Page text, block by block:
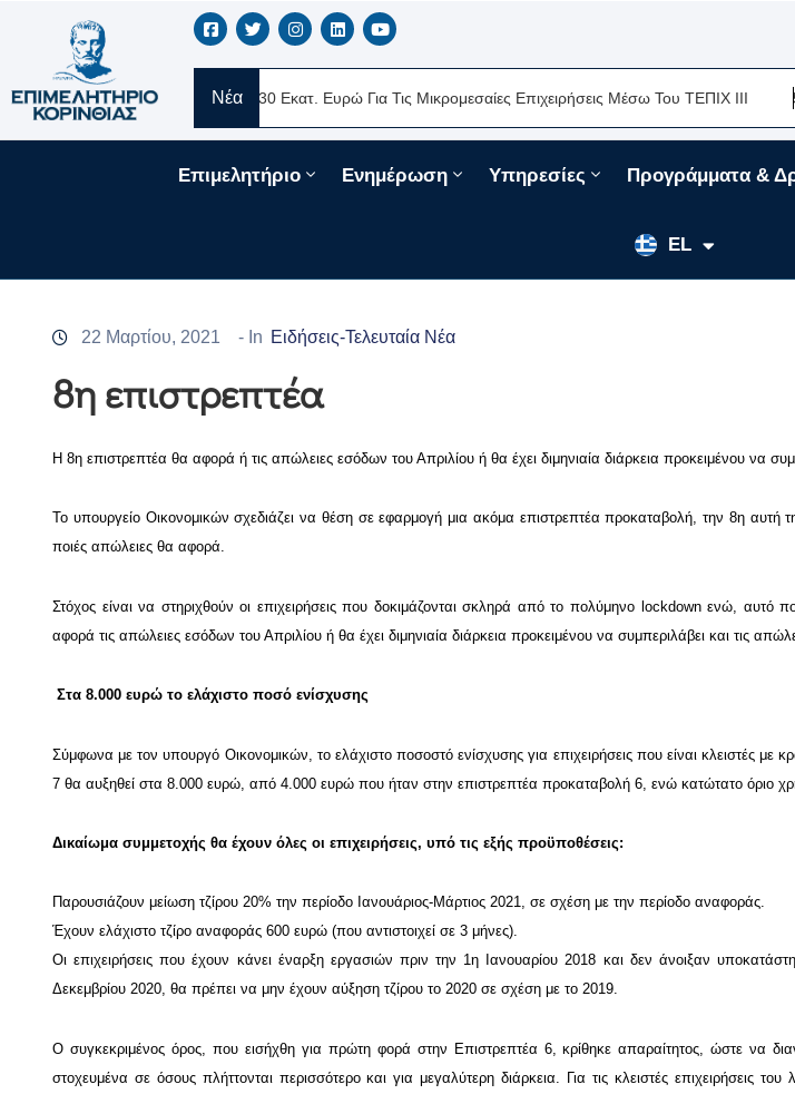
Νέα
Ελλάς Νέα Δάνεια 330 Εκατ. Ευρώ Για Τις Μικρομεσαίες Επιχειρήσεις Μέσω Του ΤΕΠΙΧ ΙΙΙ 5ο
Επιμελητήριο Ενημέρωση Υπηρεσίες Προγράμματα &
EL
EN
FR
22 Μαρτίου, 2021 - In Ειδήσεις-Τελευταία Νέα
8η επιστρεπτέα
Η 8η επιστρεπτέα θα αφορά ή τις απώλειες εσόδων του Απριλίου ή θα έχει διμηνιαία διάρκεια προκειμένου να
Το υπουργείο Οικονομικών σχεδιάζει να θέση σε εφαρμογή μια ακόμα επιστρεπτέα προκαταβολή, την 8η αυτή
ποιές απώλειες θα αφορά.
Στόχος είναι να στηριχθούν οι επιχειρήσεις που δοκιμάζονται σκληρά από το πολύμηνο lockdown ενώ, αυτό
αφορά τις απώλειες εσόδων του Απριλίου ή θα έχει διμηνιαία διάρκεια προκειμένου να συμπεριλάβει και τις
Στα 8.000 ευρώ το ελάχιστο ποσό ενίσχυσης
Σύμφωνα με τον υπουργό Οικονομικών, το ελάχιστο ποσοστό ενίσχυσης για επιχειρήσεις που είναι κλειστές με
7 θα αυξηθεί στα 8.000 ευρώ, από 4.000 ευρώ που ήταν στην επιστρεπτέα προκαταβολή 6, ενώ κατώτατο όριο
Δικαίωμα συμμετοχής θα έχουν όλες οι επιχειρήσεις, υπό τις εξής προϋποθέσεις:
Παρουσιάζουν μείωση τζίρου 20% την περίοδο Ιανουάριος-Μάρτιος 2021, σε σχέση με την περίοδο αναφοράς.
Έχουν ελάχιστο τζίρο αναφοράς 600 ευρώ (που αντιστοιχεί σε 3 μήνες).
Οι επιχειρήσεις που έχουν κάνει έναρξη εργασιών πριν την 1η Ιανουαρίου 2018 και δεν άνοιξαν
Δεκεμβρίου 2020, θα πρέπει να μην έχουν αύξηση τζίρου το 2020 σε σχέση με το 2019.
Ο συγκεκριμένος όρος, που εισήχθη για πρώτη φορά στην Επιστρεπτέα 6, κρίθηκε απαραίτητος, ώστε να
στοχευμένα σε όσους πλήττονται περισσότερο και για μεγαλύτερη διάρκεια. Για τις κλειστές επιχειρήσεις